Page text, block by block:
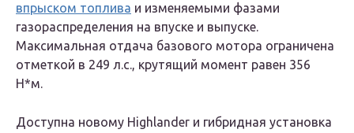
впрыском топлива и изменяемыми фазами
газораспределения на впуске и выпуске.
Максимальная отдача базового мотора ограничена
отметкой в 249 л.с., крутящий момент равен 356
Н*м.
Доступна новому Highlander и гибридная установка